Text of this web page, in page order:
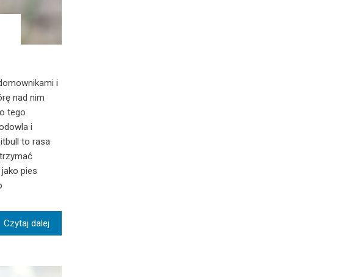
i
nad nim
tego
i
to rasa
pies
Czytaj dalej